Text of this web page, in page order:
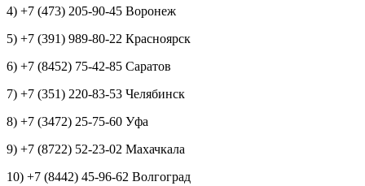
4) +7 (473) 205-90-45 Воронеж
5) +7 (391) 989-80-22 Красноярск
6) +7 (8452) 75-42-85 Саратов
7) +7 (351) 220-83-53 Челябинск
8) +7 (3472) 25-75-60 Уфа
9) +7 (8722) 52-23-02 Махачкала
10) +7 (8442) 45-96-62 Волгоград